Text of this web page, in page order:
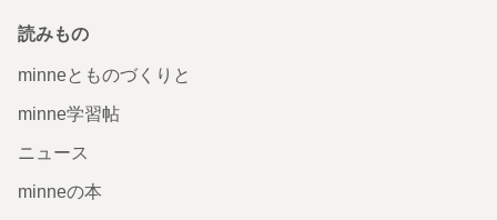
読みもの
minneとものづくりと
minne学習帖
ニュース
minneの本